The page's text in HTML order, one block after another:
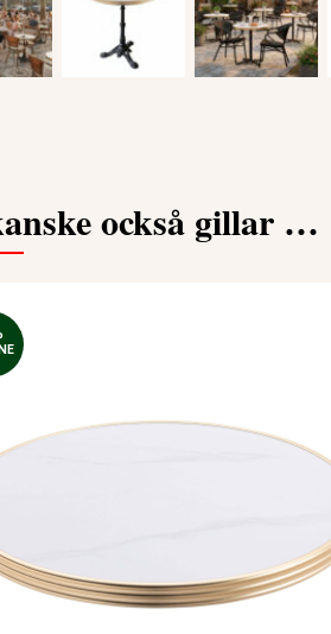
också gillar …